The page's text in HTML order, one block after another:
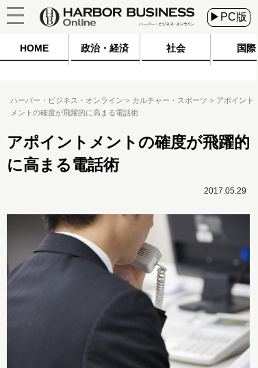
▶PC版
HOME 政治・経済 社会 国際
ハーバー・ビジネス・オンライン カルチャー・スポーツ
アポイント
メントの確度が飛躍的に高まる電話術
アポイントメントの確度が飛躍的
に高まる電話術
2017.05.29